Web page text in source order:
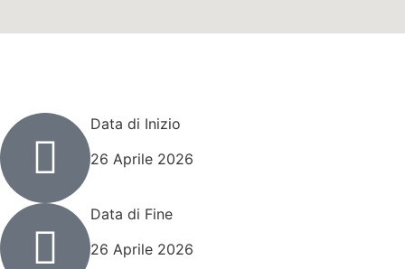
Data di Inizio
26 Aprile 2026
Data di Fine
26 Aprile 2026